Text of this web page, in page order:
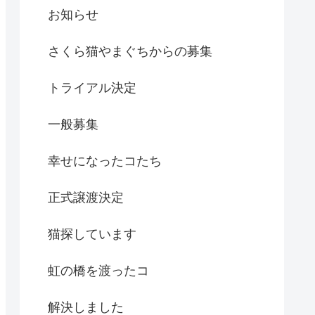
お知らせ
さくら猫やまぐちからの募集
トライアル決定
一般募集
幸せになったコたち
正式譲渡決定
猫探しています
虹の橋を渡ったコ
解決しました